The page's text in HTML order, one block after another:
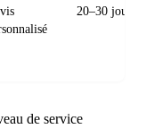
20–30 jours
de service